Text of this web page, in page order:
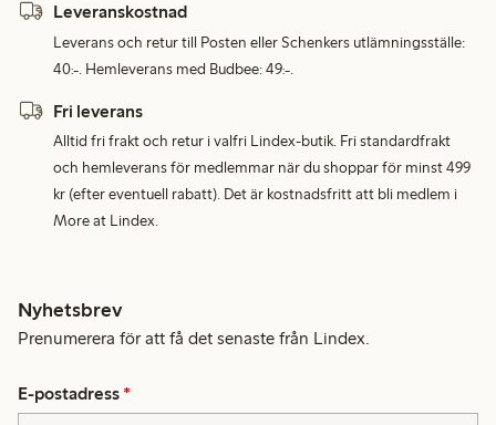
Leveranskostnad
Leverans och retur till Posten eller Schenkers utlämningsställe:
40:-. Hemleverans med Budbee: 49:-.
Fri leverans
Alltid fri frakt och retur i valfri Lindex-butik. Fri standardfrakt
och hemleverans för medlemmar när du shoppar för minst 499
kr (efter eventuell rabatt). Det är kostnadsfritt att bli medlem i
More at Lindex.
Nyhetsbrev
Prenumerera för att få det senaste från Lindex.
E-postadress *